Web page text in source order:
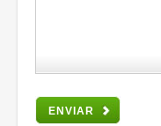
ENVIAR